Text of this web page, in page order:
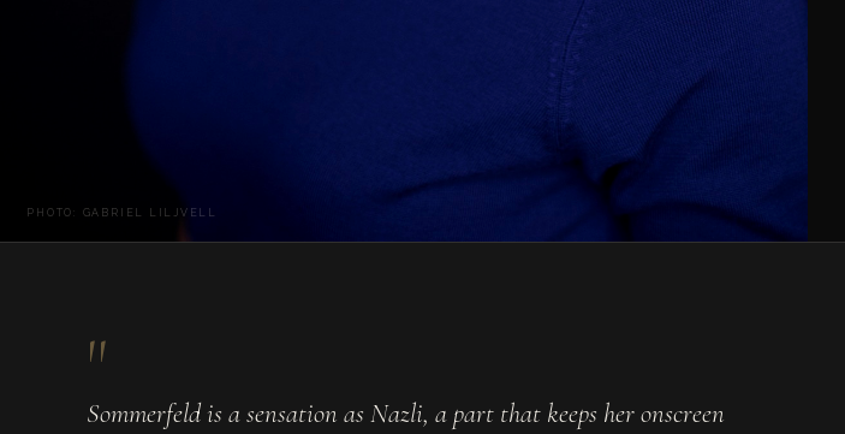
PHOTO: GABRIEL LILJVELL
"
Sommerfeld is a sensation as Nazli, a part that keeps her onscreen